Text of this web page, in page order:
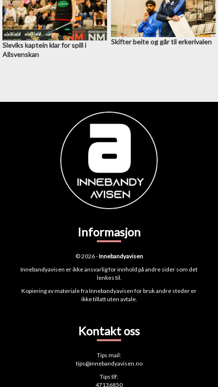
Sleviks kaptein klar for spill i
Allsvenskan
Skifter beite og går til erkerivalen
Informasjon
© 2026 -Innebandyavisen
Innebandyavisen er ikke ansvarlig for innhold på andre sider som det
lenkes til.
Kopiering av materiale fra Innebandyavisen for bruk andre steder er
ikke tillatt uten avtale.
Kontakt oss
Tips mail:
tips@innebandyavisen.no
Tips tlf:
47136850